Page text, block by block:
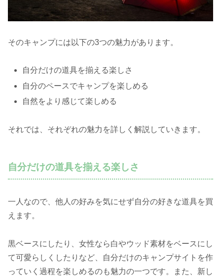
そのキャンプには以下の3つの魅力があります。
自分だけの道具を揃える楽しさ
自分のペースでキャンプを楽しめる
自然をより感じて楽しめる
それでは、それぞれの魅力を詳しく解説していきます。
自分だけの道具を揃える楽しさ
一人なので、他人の好みを気にせず自分の好きな道具を買
えます。
黒ベースにしたり、女性なら白やウッド素材をベースにし
て可愛らしくしたりなど、自分だけのキャンプサイトを作
っていく過程を楽しめるのも魅力の一つです。
また、新し